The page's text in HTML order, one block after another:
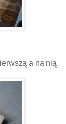
a na nią